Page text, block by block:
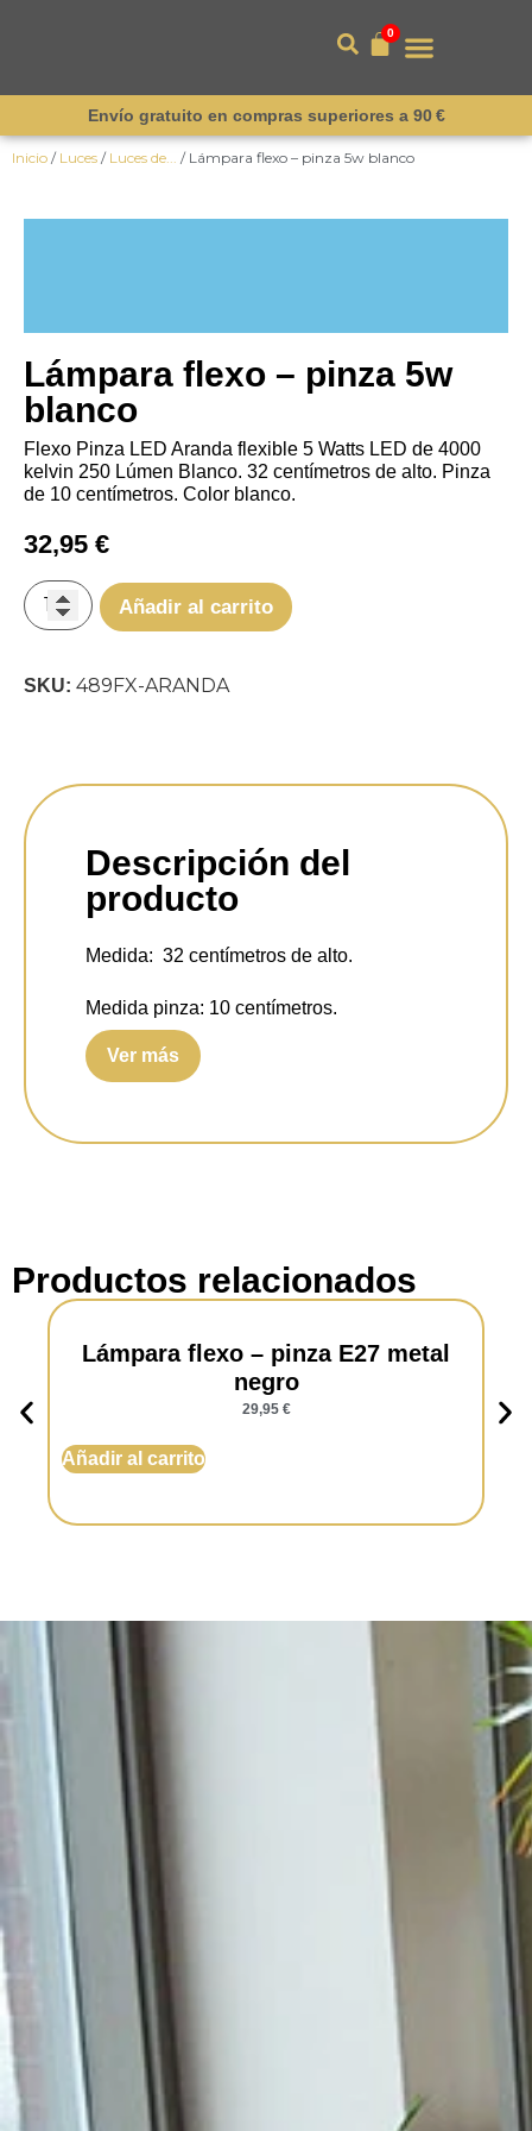
0
Envío gratuito en compras superiores a 90 €
Inicio / Luces / Luces de... / Lámpara flexo – pinza 5w blanco
Lámpara flexo – pinza 5w
blanco
Flexo Pinza LED Aranda flexible 5 Watts LED de 4000
kelvin 250 Lúmen Blanco. 32 centímetros de alto. Pinza
de 10 centímetros. Color blanco.
32,95 €
Añadir al carrito
SKU: 489FX-ARANDA
Descripción del
producto
Medida: 32 centímetros de alto.
Medida pinza: 10 centímetros.
Temperatura:
Color:Blanco.
Ver más
Productos relacionados
Lámpara flexo – pinza E27 metal
negro
29,95 €
Añadir al carrito